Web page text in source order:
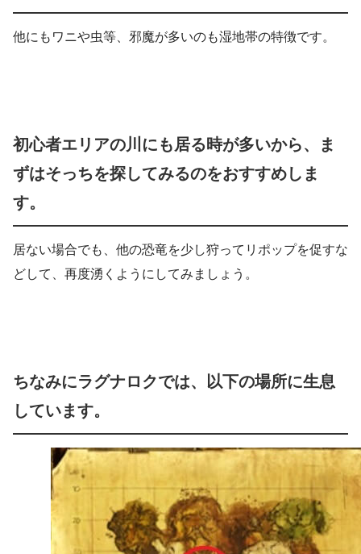
他にもワニや虫等、邪魔が多いのも湿地帯の特徴です。
初心者エリアの川にも居る時が多いから、ま
ずはそっちを探してみるのをおすすめしま
す。
居ない場合でも、他の恐竜を少し狩ってリポップを促すな
どして、再度湧くようにしてみましょう。
ちなみにラグナロクでは、以下の場所に生息
しています。